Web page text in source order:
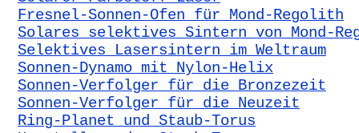
Fresnel-Sonnen-Ofen für Mond-Regolith
Solares selektives Sintern von Mond-
Selektives Lasersintern im Weltraum
Sonnen-Dynamo mit Nylon-Helix
Sonnen-Verfolger für die Bronzezeit
Sonnen-Verfolger für die Neuzeit
Ring-Planet und Staub-Torus